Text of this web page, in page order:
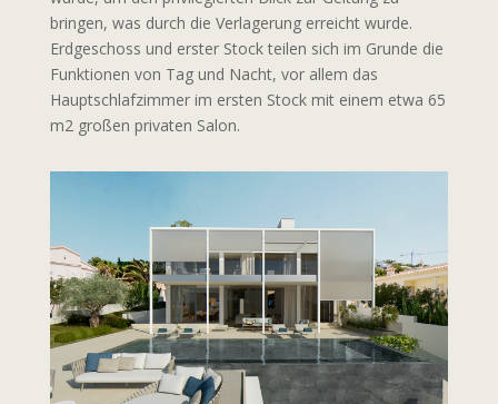
bringen, was durch die Verlagerung erreicht wurde.
Erdgeschoss und erster Stock teilen sich im Grunde die
Funktionen von Tag und Nacht, vor allem das
Hauptschlafzimmer im ersten Stock mit einem etwa 65
m2 großen privaten Salon.